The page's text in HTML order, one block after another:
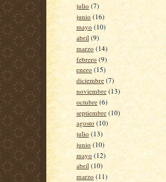
julio (7)
junio (16)
mayo (10)
abril (9)
marzo (14)
febrero (9)
enero (15)
diciembre (7)
noviembre (13)
octubre (6)
septiembre (10)
agosto (10)
julio (13)
junio (10)
mayo (12)
abril (10)
marzo (11)